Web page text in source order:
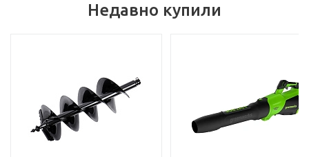
Недавно купили